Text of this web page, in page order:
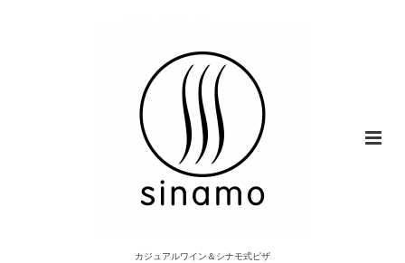
カジュアルワイン＆シナモ式ピザ